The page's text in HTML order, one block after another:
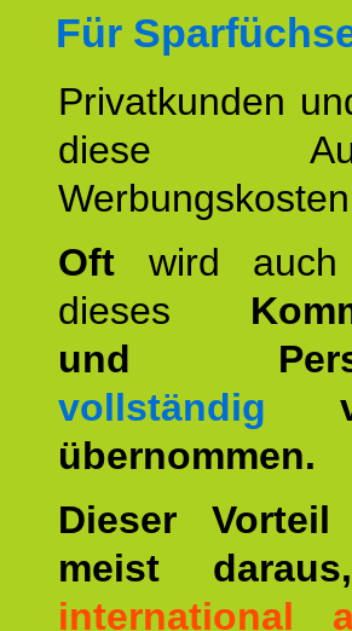
Für
Privatkunden
diese
Oft wird
dieses
und
vollständig
übernommen.
Dieser
meist
international